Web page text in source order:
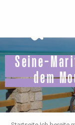
Seine-
dem